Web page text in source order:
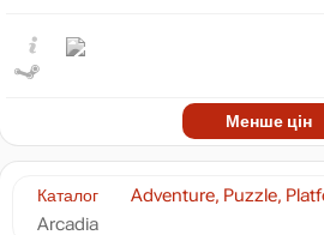
Каталог Adventure, Puzzle,
Arcadia
Менше цін